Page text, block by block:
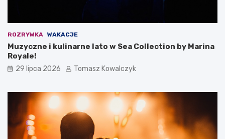
ROZRYWKA WAKACJE
Muzyczne i kulinarne lato w Sea Collection by Marina
Royale!
29 lipca 2026 Tomasz Kowalczyk